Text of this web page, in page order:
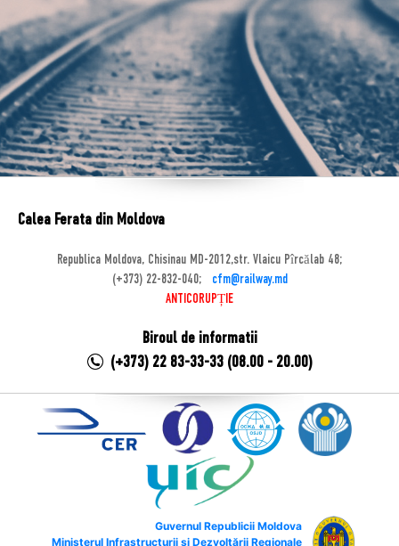
Calea Ferata din Moldova
Republica Moldova, Chisinau MD-2012,str. Vlaicu Pîrcălab 48;
(+373) 22-832-040;
cfm@railway.md
ANTICORUPȚIE
Biroul de informatii
(+373) 22 83-33-33 (08.00 - 20.00)
Guvernul Republicii Moldova
Ministerul Infrastructurii și Dezvoltării Regionale